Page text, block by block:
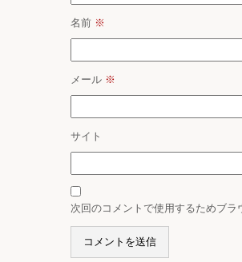
名前 ※
メール ※
サイト
次回のコメントで使用するためブラ